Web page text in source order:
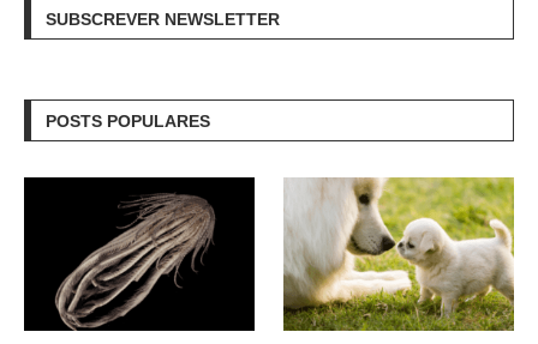
SUBSCREVER NEWSLETTER
POSTS POPULARES